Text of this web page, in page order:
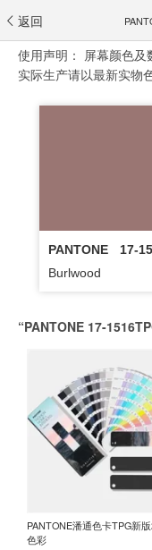
返回
使用声明： 屏幕颜色及
实际生产请以最新实物
PANTONE
17-
Burlwood
“PANTONE 17-
PANTONE潘通色卡TPG新
色彩